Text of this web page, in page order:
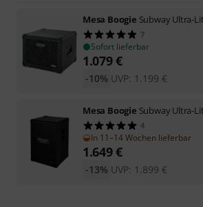
Mesa Boogie Subway Ultra-
7
Sofort lieferbar
1.079€
UVP: 1.199 €
-10%
Mesa Boogie Subway Ultra-
4
In 11–14 Wochen lieferbar
1.649€
UVP: 1.899 €
-13%